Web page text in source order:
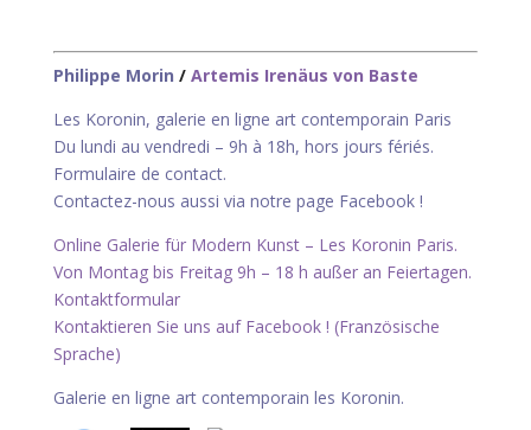
Philippe Morin / Artemis Irenäus von Baste
Les Koronin, galerie en ligne art contemporain Paris
Du lundi au vendredi – 9h à 18h, hors jours fériés.
Formulaire de contact.
Contactez-nous aussi via notre page Facebook !
Online Galerie für Modern Kunst – Les Koronin Paris.
Von Montag bis Freitag 9h – 18 h außer an Feiertagen.
Kontaktformular
Kontaktieren Sie uns auf Facebook ! (Französische
Sprache)
Galerie en ligne art contemporain les Koronin.